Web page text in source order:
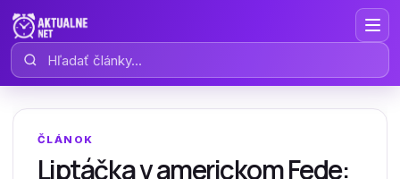
Hľadať články
ČLÁNOK
Liptáčka v americkom Fede: